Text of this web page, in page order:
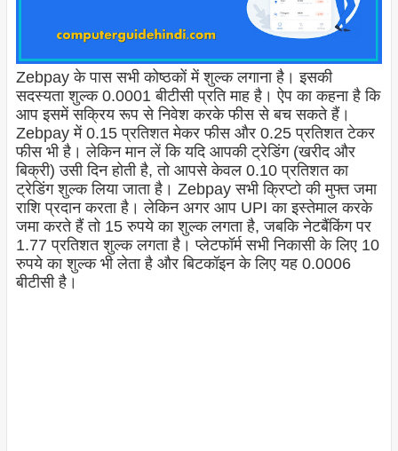
Zebpay के पास सभी कोष्ठकों में शुल्क लगाना है। इसकी
सदस्यता शुल्क 0.0001 बीटीसी प्रति माह है। ऐप का कहना है कि
आप इसमें सक्रिय रूप से निवेश करके फीस से बच सकते हैं।
Zebpay में 0.15 प्रतिशत मेकर फीस और 0.25 प्रतिशत टेकर
फीस भी है। लेकिन मान लें कि यदि आपकी ट्रेडिंग (खरीद और
बिक्री) उसी दिन होती है, तो आपसे केवल 0.10 प्रतिशत का
ट्रेडिंग शुल्क लिया जाता है। Zebpay सभी क्रिप्टो की मुफ्त जमा
राशि प्रदान करता है। लेकिन अगर आप UPI का इस्तेमाल करके
जमा करते हैं तो 15 रुपये का शुल्क लगता है, जबकि नेटबैंकिंग पर
1.77 प्रतिशत शुल्क लगता है। प्लेटफॉर्म सभी निकासी के लिए 10
रुपये का शुल्क भी लेता है और बिटकॉइन के लिए यह 0.0006
बीटीसी है।